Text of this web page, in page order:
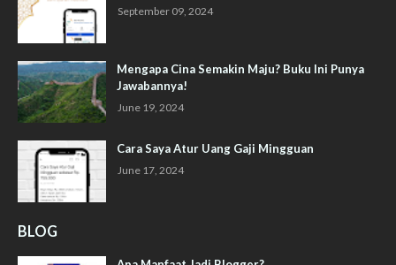
September 09, 2024
Mengapa Cina Semakin Maju? Buku Ini Punya
Jawabannya!
June 19, 2024
Cara Saya Atur Uang Gaji Mingguan
June 17, 2024
BLOG